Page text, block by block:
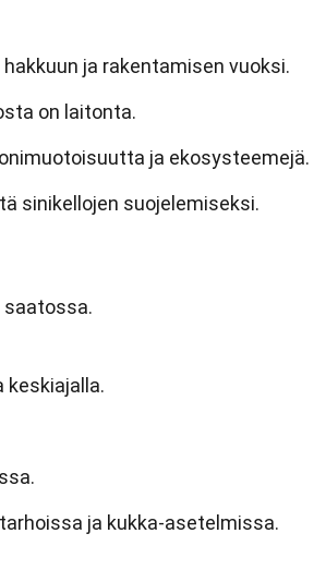
ja rakentamisen vuoksi.
on laitonta.
ja ekosysteemejä.
sinikellojen suojelemiseksi.
saatossa.
keskiajalla.
ja kukka-asetelmissa.